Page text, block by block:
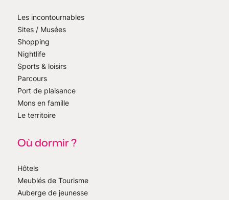
Les incontournables
Sites / Musées
Shopping
Nightlife
Sports & loisirs
Parcours
Port de plaisance
Mons en famille
Le territoire
Où dormir ?
Hôtels
Meublés de Tourisme
Auberge de jeunesse